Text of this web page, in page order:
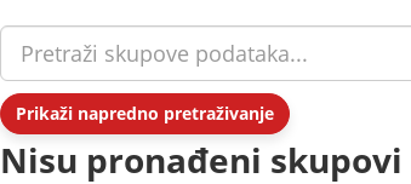
Prikaži napredno pretraživanje
Nisu pronađeni skupovi